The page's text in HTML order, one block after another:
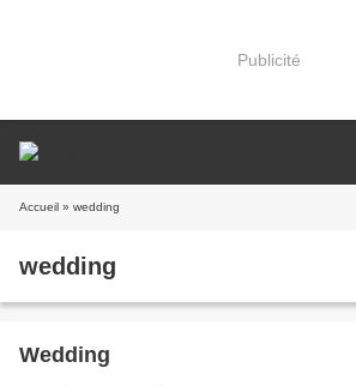
Publicité
Accueil » wedding
wedding
Wedding